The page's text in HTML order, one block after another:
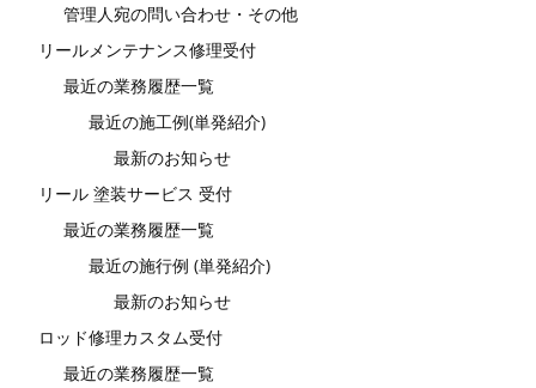
管理人宛の問い合わせ・その他
リールメンテナンス修理受付
最近の業務履歴一覧
最近の施工例(単発紹介)
最新のお知らせ
リール 塗装サービス 受付
最近の業務履歴一覧
最近の施行例 (単発紹介)
最新のお知らせ
ロッド修理カスタム受付
最近の業務履歴一覧